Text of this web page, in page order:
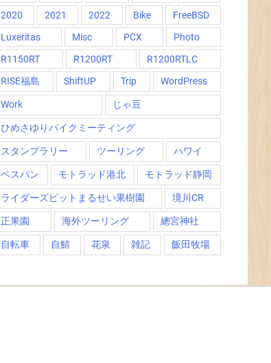
2020
2021 2022 Bike
FreeBSD
Luxeritas
Misc PCX
Photo
R1150RT
R1200RT
R1200RTLC
RISE福島
ShiftUP Trip WordPress
Work じゃ豆
ひめさゆりバイクミーティング
スタンプラリー ツーリング ハワイ
ベスパン モトラッド港北 モトラッド静岡
ライダーズピットまるせい果樹園 境川CR
正果園 海外ツーリング 總宮神社
自転車 自鯖 花泉 雑記 飯田牧場